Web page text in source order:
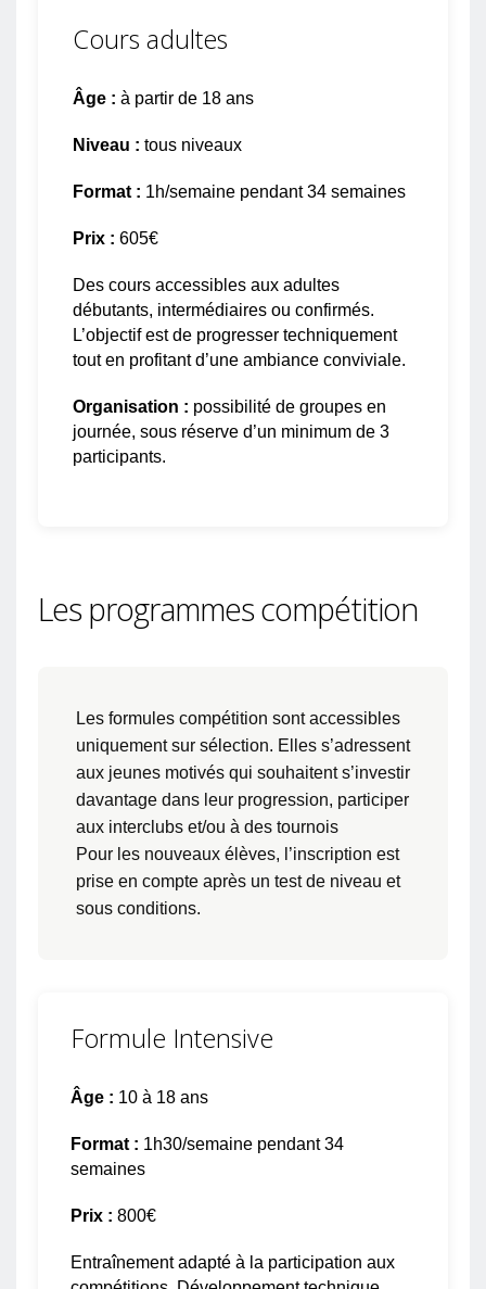
Cours adultes
Âge : à partir de 18 ans
Niveau : tous niveaux
Format : 1h/semaine pendant 34 semaines
Prix : 605€
Des cours accessibles aux adultes
débutants, intermédiaires ou confirmés.
L’objectif est de progresser techniquement
tout en profitant d’une ambiance conviviale.
Organisation : possibilité de groupes en
journée, sous réserve d’un minimum de 3
participants.
Les programmes compétition
Les formules compétition sont accessibles
uniquement sur sélection. Elles s’adressent
aux jeunes motivés qui souhaitent s’investir
davantage dans leur progression, participer
aux interclubs et/ou à des tournois
Pour les nouveaux élèves, l’inscription est
prise en compte après un test de niveau et
sous conditions.
Formule Intensive
Âge : 10 à 18 ans
Format : 1h30/semaine pendant 34
semaines
Prix : 800€
Entraînement adapté à la participation aux